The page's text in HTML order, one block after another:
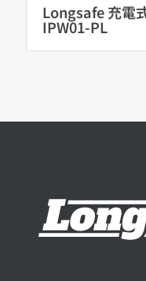
Longsafe 充電
IPW01-PL